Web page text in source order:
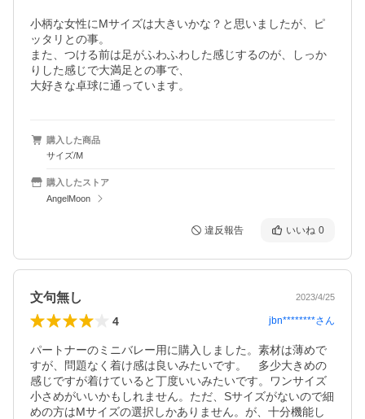
小柄な女性にMサイズは大きいかな？と思いましたが、ピ
ッタリとの事。
また、つける前は足がふわふわした感じするのが、しっか
りした感じで大満足との事で、
大好きな卓球に通っています。
購入した商品
サイズ/M
購入したストア
AngelMoon
違反報告 いいね 0
文句無し 2023/4/25
4 jbn********さん
パートナーのミニバレー用に購入しました。素材は薄めで
すが、問題なく着け感は良いみたいです。　多少大きめの
感じですが着けていると丁度いいみたいです。ワンサイズ
小さめがいいかもしれません。ただ、Sサイズがないので細
めの方はMサイズの選択しかありません。が、十分機能し